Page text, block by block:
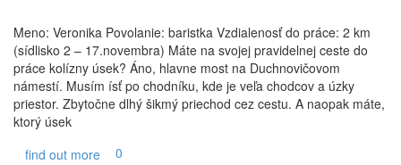
Meno: Veronika Povolanie: baristka Vzdialenosť do práce: 2 km
(sídlisko 2 – 17.novembra) Máte na svojej pravidelnej ceste do
práce kolízny úsek? Áno, hlavne most na Duchnovičovom
námestí. Musím ísť po chodníku, kde je veľa chodcov a úzky
priestor. Zbytočne dlhý šikmý priechod cez cestu. A naopak máte,
ktorý úsek
find out more
0